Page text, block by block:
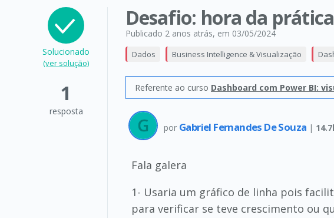
Solucionado
(ver solução)
1
resposta
Desafio: hora da prática
Publicado 2 anos atrás, em 03/05/2024
Dados Business Intelligence & Visualização
Referente ao curso Dashboard com Power BI:
por Gabriel Fernandes De Souza |
Fala galera
1- Usaria um gráfico de linha pois
para verificar se teve crescimento ou